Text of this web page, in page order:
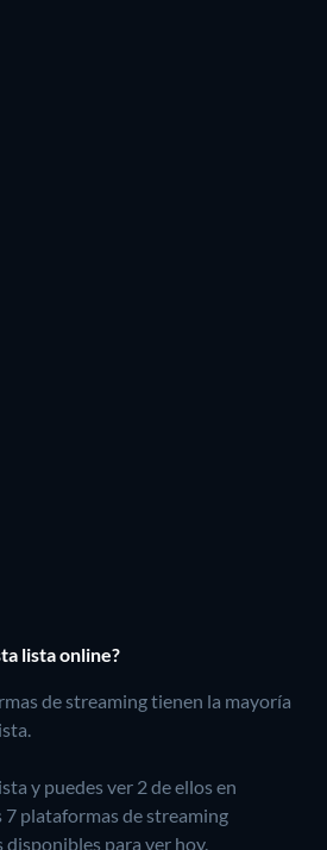
lista online?
de streaming tienen la mayoría
y puedes ver 2 de ellos en
7 plataformas de streaming
para ver hoy.